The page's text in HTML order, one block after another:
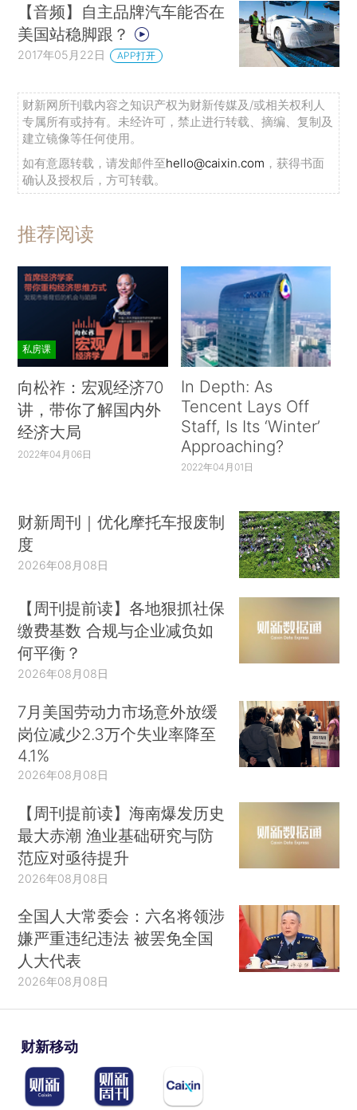
【音频】自主品牌汽车能否在
美国站稳脚跟？
2017年05月22日 APP打开
财新网所刊载内容之知识产权为财新传媒及/或相关权利人
专属所有或持有。未经许可，禁止进行转载、摘编、复制及
建立镜像等任何使用。
如有意愿转载，请发邮件至hello@caixin.com ，获得书面
确认及授权后，方可转载。
推荐阅读
私房课
向松祚：宏观经济70
讲，带你了解国内外
经济大局
2022年04月06日
In Depth: As
Tencent Lays Off
Staff, Is Its ‘Winter’
Approaching?
2022年04月01日
财新周刊｜优化摩托车报废制
度
2026年08月08日
【周刊提前读】各地狠抓社保
缴费基数 合规与企业减负如
何平衡？
2026年08月08日
7月美国劳动力市场意外放缓
岗位减少2.3万个失业率降至
4.1%
2026年08月08日
【周刊提前读】海南爆发历史
最大赤潮 渔业基础研究与防
范应对亟待提升
2026年08月08日
全国人大常委会：六名将领涉
嫌严重违纪违法 被罢免全国
人大代表
2026年08月08日
财新移动